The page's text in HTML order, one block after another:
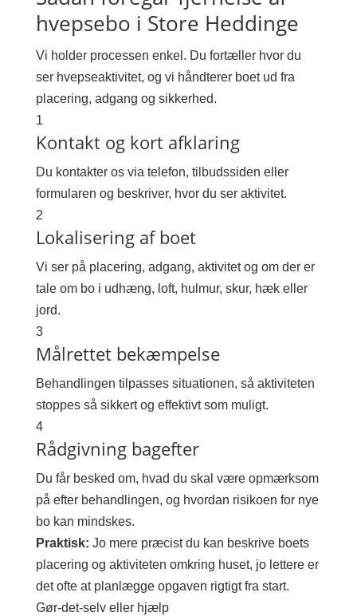
hvepsebo i Store Heddinge
Vi holder processen enkel. Du fortæller hvor du
ser hvepseaktivitet, og vi håndterer boet ud fra
placering, adgang og sikkerhed.
1
Kontakt og kort afklaring
Du kontakter os via telefon, tilbudssiden eller
formularen og beskriver, hvor du ser aktivitet.
2
Lokalisering af boet
Vi ser på placering, adgang, aktivitet og om der er
tale om bo i udhæng, loft, hulmur, skur, hæk eller
jord.
3
Målrettet bekæmpelse
Behandlingen tilpasses situationen, så aktiviteten
stoppes så sikkert og effektivt som muligt.
4
Rådgivning bagefter
Du får besked om, hvad du skal være opmærksom
på efter behandlingen, og hvordan risikoen for nye
bo kan mindskes.
Praktisk: Jo mere præcist du kan beskrive boets
placering og aktiviteten omkring huset, jo lettere er
det ofte at planlægge opgaven rigtigt fra start.
Gør-det-selv eller hjælp